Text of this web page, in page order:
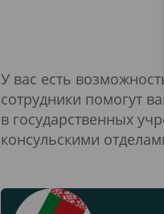
У вас есть
сотрудники помогут
в государственных
консульскими